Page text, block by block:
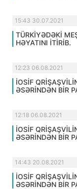
15:43 30.07.2021
TÜRKİYƏDƏKİ
HƏYATINI İTİRİB.
12:23 06.08.2021
İOSİF
ƏSƏRİNDƏN BİR
12:18 06.08.2021
İOSİF
ƏSƏRİNDƏN BİR
14:43 20.08.2021
İOSİF
ƏSƏRİNDƏN BİR